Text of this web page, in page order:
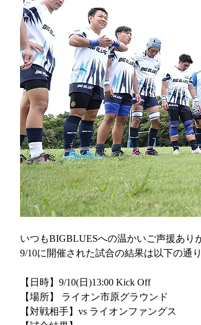
いつもBIGBLUESへの温かいご声援あり
9/10に開催された試合の結果は以下の通り
【日時】 9/10(日)13:00 Kick Off
【場所】 ライオン市原グラウンド
【対戦相手】vs ライオンファングス